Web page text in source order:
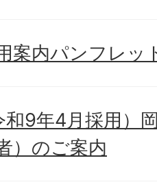
案内パンフレッ
9年4月採用）
）のご案内